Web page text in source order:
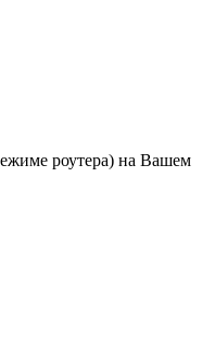
роутера) на Вашем